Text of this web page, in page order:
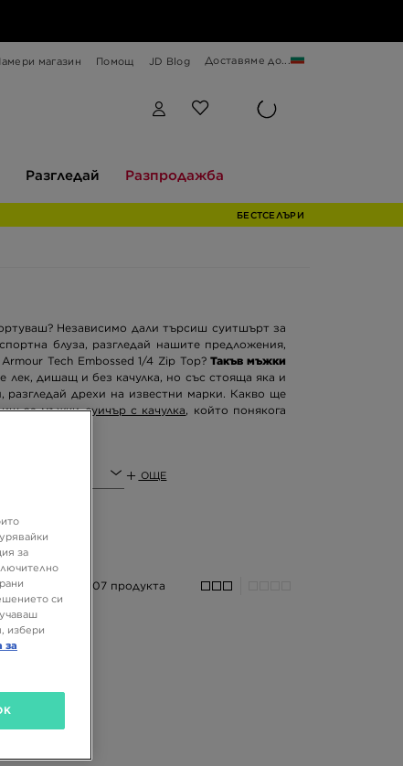
магазин Помощ JD Blog Доставяме до...
Разгледай Разпродажба
БЕСТСЕЛЪРИ
Независимо дали търсиш суитшърт за
блуза, разгледай нашите предложения,
Tech Embossed 1/4 Zip Top?Такъв мъжки
лек, дишащ и без качулка, но със стояща яка и
дрехи на известни марки. Какво ще
замъжки суичър с качулка, който понякога
ОЩЕ
207 продукта
за
си
избери
за